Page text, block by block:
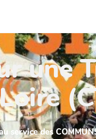
une
service des